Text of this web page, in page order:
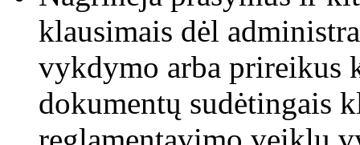
klausimais dėl
vykdymo arba prireikus
dokumentų sudėtingais